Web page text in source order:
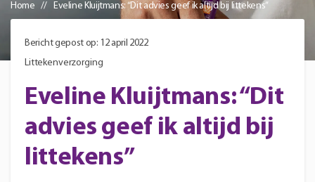
Home Eveline Kluijtmans: “Dit advies geef ik altijd bij littekens”
Bericht gepost op: 12 april 2022
Littekenverzorging
Eveline Kluijtmans: “Dit
advies geef ik altijd bij
littekens”